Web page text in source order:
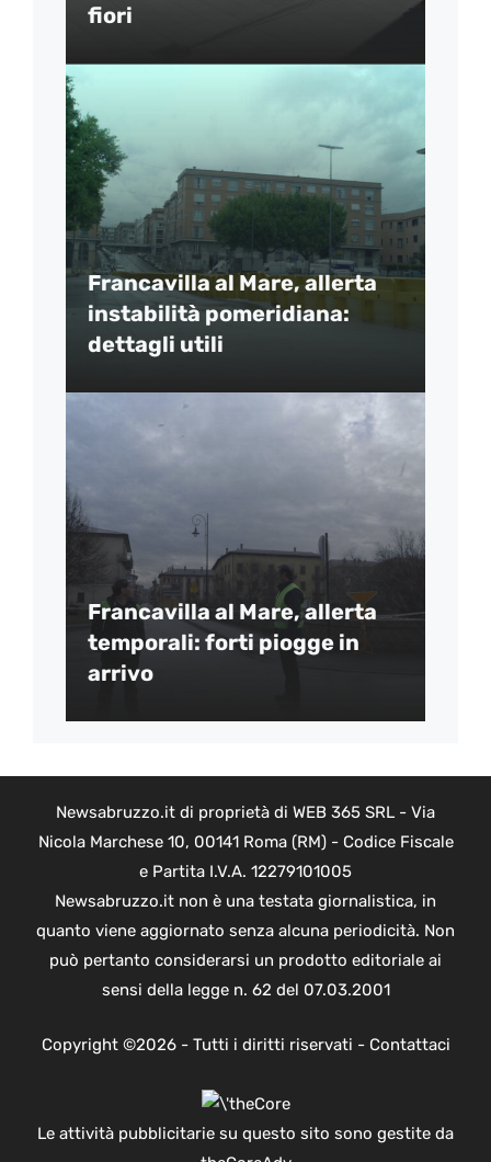
fiori
Francavilla al Mare, allerta
instabilità pomeridiana:
dettagli utili
Francavilla al Mare, allerta
temporali: forti piogge in
arrivo
Newsabruzzo.it di proprietà di WEB 365 SRL - Via
Nicola Marchese 10, 00141 Roma (RM) - Codice Fiscale
e Partita I.V.A. 12279101005
Newsabruzzo.it non è una testata giornalistica, in
quanto viene aggiornato senza alcuna periodicità. Non
può pertanto considerarsi un prodotto editoriale ai
sensi della legge n. 62 del 07.03.2001
Copyright ©2026 - Tutti i diritti riservati - Contattaci
Le attività pubblicitarie su questo sito sono gestite da